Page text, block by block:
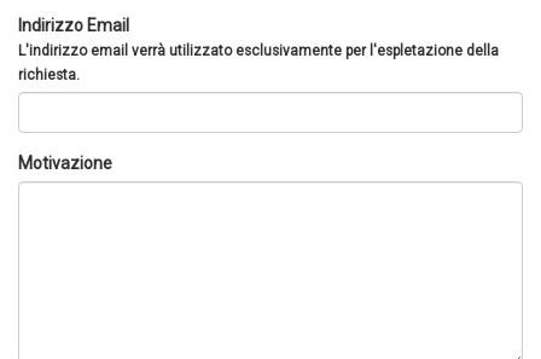
Indirizzo Email
L'indirizzo email verrà utilizzato esclusivamente per l'espletazione della
richiesta.
Motivazione